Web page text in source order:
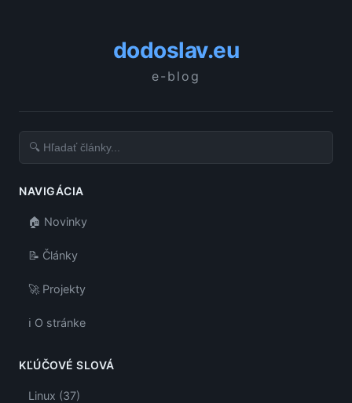
dodoslav.eu
e-blog
NAVIGÁCIA
🏠 Novinky
📝 Články
🚀 Projekty
ℹ️ O stránke
KĽÚČOVÉ SLOVÁ
Linux (37)